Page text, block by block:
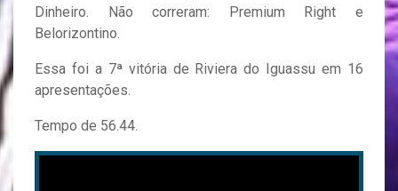
Dinheiro. Não correram: Premium Right e
Belorizontino.
Essa foi a 7ª vitória de Riviera do Iguassu em 16
apresentações.
Tempo de 56.44.